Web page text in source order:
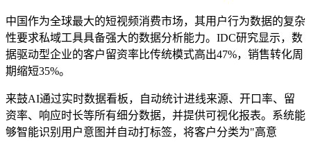
中国作为全球最大的短视频消费市场，其用户行为数据的复杂
性要求私域工具具备强大的数据分析能力。IDC研究显示，数
据驱动型企业的客户留资率比传统模式高出47%，销售转化周
期缩短35%。
来鼓AI通过实时数据看板，自动统计进线来源、开口率、留
资率、响应时长等所有细分数据，并提供可视化报表。系统能
够智能识别用户意图并自动打标签，将客户分类为"高意